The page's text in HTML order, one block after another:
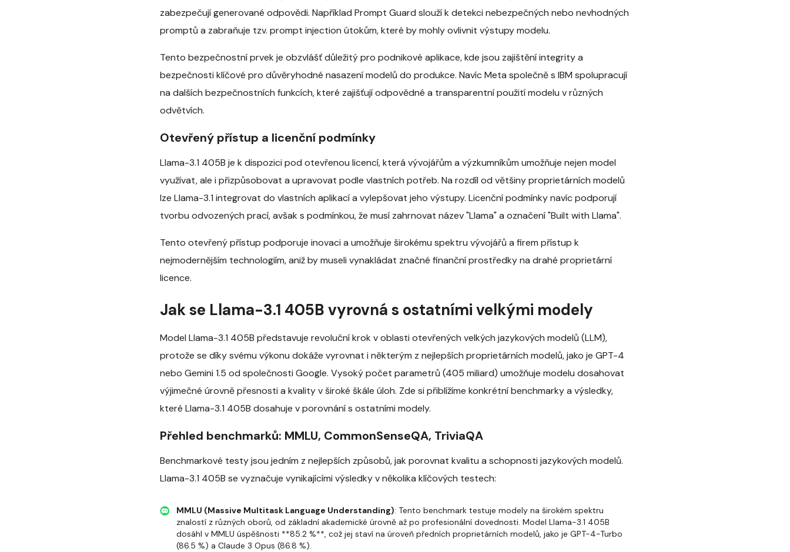
zabezpečují generované odpovědi. Například Prompt Guard slouží k detekci nebezpečných nebo nevhodných
promptů a zabraňuje tzv. prompt injection útokům, které by mohly ovlivnit výstupy modelu.
Tento bezpečnostní prvek je obzvlášť důležitý pro podnikové aplikace, kde jsou zajištění integrity a
bezpečnosti klíčové pro důvěryhodné nasazení modelů do produkce. Navíc Meta společně s IBM spolupracují
na dalších bezpečnostních funkcích, které zajišťují odpovědné a transparentní použití modelu v různých
odvětvích.
Otevřený přístup a licenční podmínky
Llama-3.1 405B je k dispozici pod otevřenou licencí, která vývojářům a výzkumníkům umožňuje nejen model
využívat, ale i přizpůsobovat a upravovat podle vlastních potřeb. Na rozdíl od většiny proprietárních modelů
lze Llama-3.1 integrovat do vlastních aplikací a vylepšovat jeho výstupy. Licenční podmínky navíc podporují
tvorbu odvozených prací, avšak s podmínkou, že musí zahrnovat název "Llama" a označení "Built with Llama".
Tento otevřený přístup podporuje inovaci a umožňuje širokému spektru vývojářů a firem přístup k
nejmodernějším technologiím, aniž by museli vynakládat značné finanční prostředky na drahé proprietární
licence.
Jak se Llama-3.1 405B vyrovná s ostatními velkými modely
Model Llama-3.1 405B představuje revoluční krok v oblasti otevřených velkých jazykových modelů (LLM),
protože se díky svému výkonu dokáže vyrovnat i některým z nejlepších proprietárních modelů, jako je GPT-4
nebo Gemini 1.5 od společnosti Google. Vysoký počet parametrů (405 miliard) umožňuje modelu dosahovat
výjimečné úrovně přesnosti a kvality v široké škále úloh. Zde si přiblížíme konkrétní benchmarky a výsledky,
které Llama-3.1 405B dosahuje v porovnání s ostatními modely.
Přehled benchmarků: MMLU, CommonSenseQA, TriviaQA
Benchmarkové testy jsou jedním z nejlepších způsobů, jak porovnat kvalitu a schopnosti jazykových modelů.
Llama-3.1 405B se vyznačuje vynikajícími výsledky v několika klíčových testech:
MMLU (Massive Multitask Language Understanding): Tento benchmark testuje modely na širokém spektru
znalostí z různých oborů, od základní akademické úrovně až po profesionální dovednosti. Model Llama-3.1 405B
dosáhl v MMLU úspěšnosti **85.2 %**, což jej staví na úroveň předních proprietárních modelů, jako je GPT-4-Turbo
(86.5 %) a Claude 3 Opus (86.8 %).